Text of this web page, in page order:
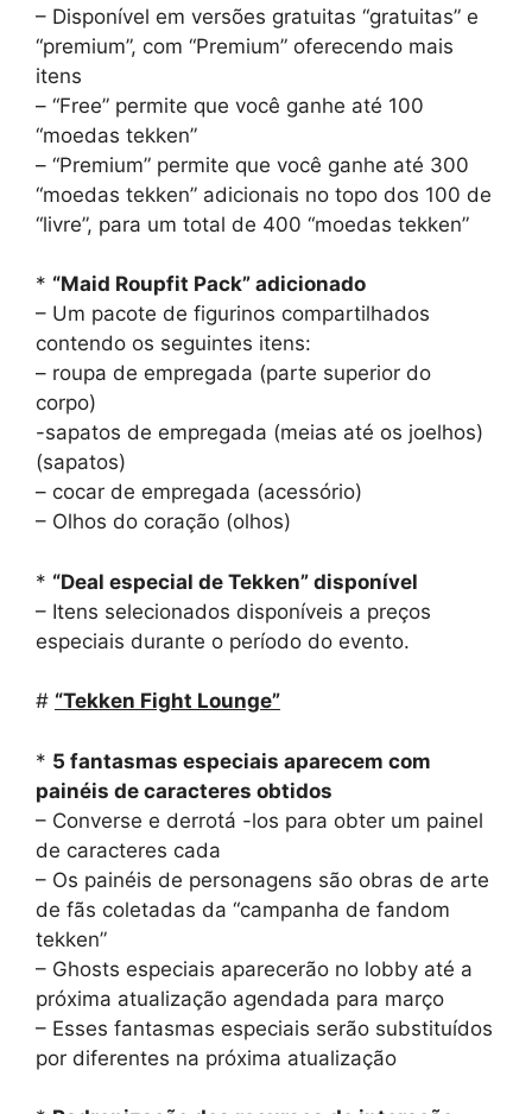
– Disponível em versões gratuitas “gratuitas” e
“premium”, com “Premium” oferecendo mais
itens
– “Free” permite que você ganhe até 100
“moedas tekken”
– “Premium” permite que você ganhe até 300
“moedas tekken” adicionais no topo dos 100 de
“livre”, para um total de 400 “moedas tekken”
* “Maid Roupfit Pack” adicionado
– Um pacote de figurinos compartilhados
contendo os seguintes itens:
– roupa de empregada (parte superior do
corpo)
-sapatos de empregada (meias até os joelhos)
(sapatos)
– cocar de empregada (acessório)
– Olhos do coração (olhos)
* “Deal especial de Tekken” disponível
– Itens selecionados disponíveis a preços
especiais durante o período do evento.
# “Tekken Fight Lounge”
* 5 fantasmas especiais aparecem com
painéis de caracteres obtidos
– Converse e derrotá -los para obter um painel
de caracteres cada
– Os painéis de personagens são obras de arte
de fãs coletadas da “campanha de fandom
tekken”
– Ghosts especiais aparecerão no lobby até a
próxima atualização agendada para março
– Esses fantasmas especiais serão substituídos
por diferentes na próxima atualização